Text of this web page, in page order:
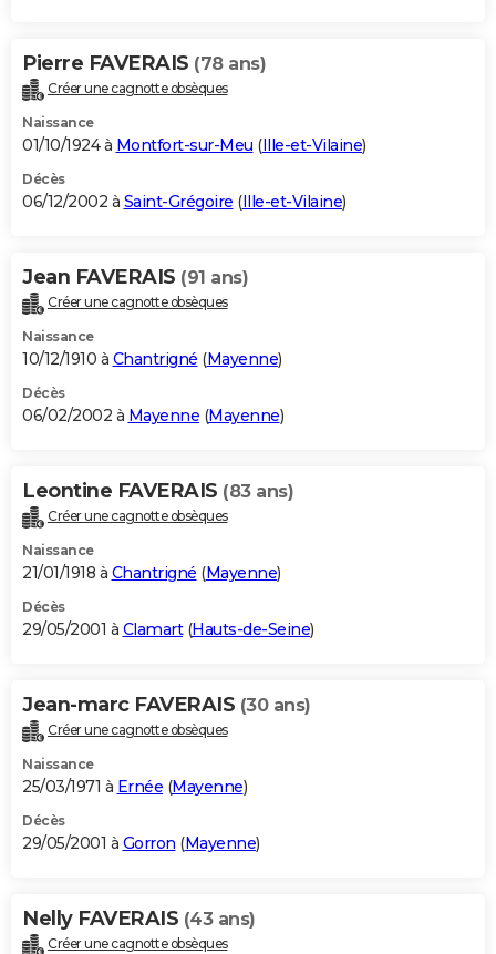
Pierre FAVERAIS (78 ans)
Créer une cagnotte obsèques
Naissance
01/10/1924 à Montfort-sur-Meu (Ille-et-Vilaine)
Décès
06/12/2002 à Saint-Grégoire (Ille-et-Vilaine)
Jean FAVERAIS (91 ans)
Créer une cagnotte obsèques
Naissance
10/12/1910 à Chantrigné (Mayenne)
Décès
06/02/2002 à Mayenne (Mayenne)
Leontine FAVERAIS (83 ans)
Créer une cagnotte obsèques
Naissance
21/01/1918 à Chantrigné (Mayenne)
Décès
29/05/2001 à Clamart(Hauts-de-Seine)
Jean-marc FAVERAIS (30 ans)
Créer une cagnotte obsèques
Naissance
25/03/1971 à Ernée (Mayenne)
Décès
29/05/2001 à Gorron (Mayenne)
Nelly FAVERAIS (43 ans)
Créer une cagnotte obsèques